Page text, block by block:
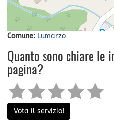
Comune: Lumarzo
Quanto sono chiare le
pagina?
Vota il servizio!